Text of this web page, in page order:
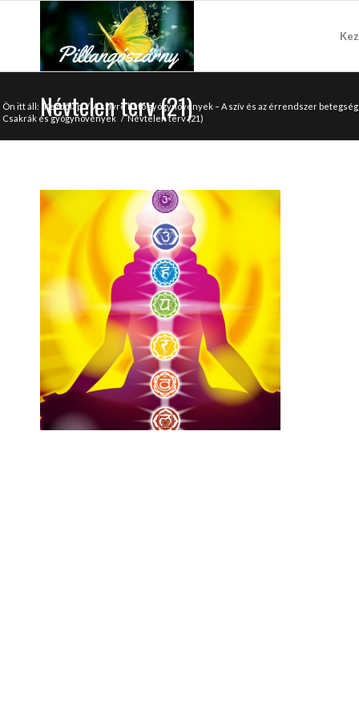
Névtelen terv (21)
Ön itt áll: Kezdőlap / A szívre ható gyógynövények – A szív és az érrendszer
Csakrák és gyógynövények / Névtelen terv (21)